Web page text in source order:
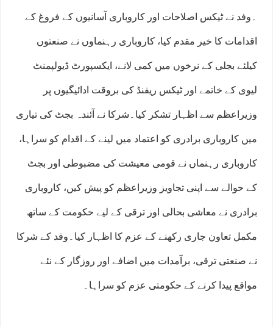
۔وفد نے ٹیکس اصلاحات اور کاروباری آسانیوں کے فروغ کے
اقدامات کا خیر مقدم کیا، کاروباری رہنماوں نے صنعتوں
کیلئے بجلی کے نرخوں میں کمی لانے، ایکسپورٹ ڈیولپمنٹ
لیوی کے خاتمے اور ٹیکس ریفنڈ کی بروقت ادائیگیوں پر
وزیراعظم سے اظہار تشکر کیا۔شرکا نے آئندہ بجٹ کی تیاری
میں کاروباری برادری کو اعتماد میں لینے کے اقدام کو سراہا،
کاروباری رہنماں نے قومی معیشت کی مضبوطی اور بجٹ
کے حوالے سے اپنی تجاویز وزیراعظم کو پیش کیں، کاروباری
برادری نے معاشی بحالی اور ترقی کے لیے حکومت کے ساتھ
مکمل تعاون جاری رکھنے کے عزم کا اظہار کیا۔وفد کے شرکا
نے صنعتی ترقی، برآمدات میں اضافے اور روزگار کے نئے
مواقع پیدا کرنے کے حکومتی عزم کو سراہا۔